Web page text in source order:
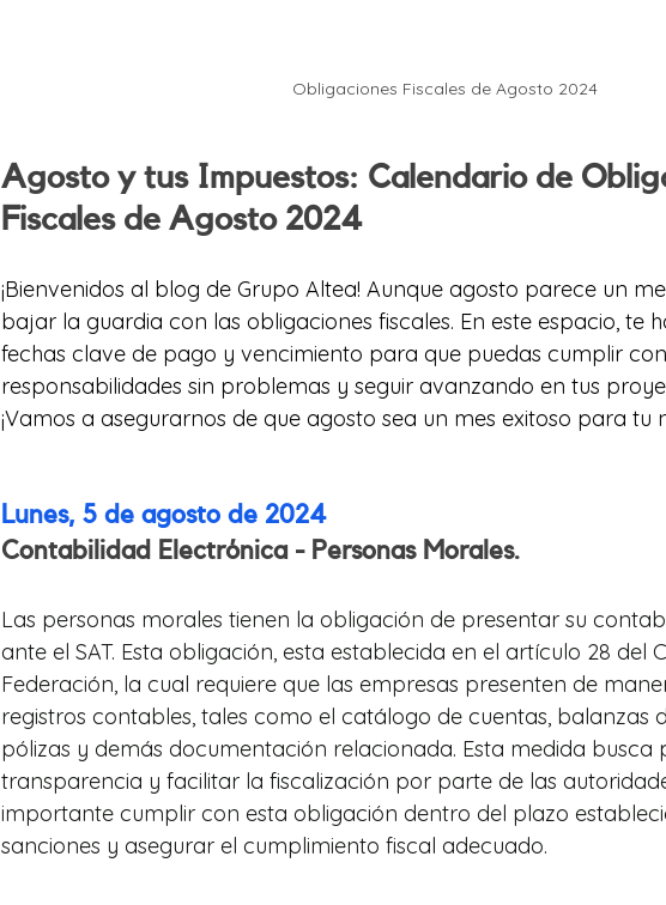
Obligaciones Fiscales de Agosto 2024
Agosto y tus Impuestos: Calendario de
Fiscales de Agosto 2024
¡Bienvenidos al blog de Grupo Altea! Aunque agosto parece un
bajar la guardia con las obligaciones fiscales. En este espacio, te
fechas clave de pago y vencimiento para que puedas cumplir
responsabilidades sin problemas y seguir avanzando en tus
¡Vamos a asegurarnos de que agosto sea un mes exitoso para tu
Lunes, 5 de agosto de 2024
Contabilidad Electrónica - Personas Morales.
Las personas morales tienen la obligación de presentar su
ante el SAT. Esta obligación, esta establecida en el artículo 28 del
Federación, la cual requiere que las empresas presenten de
registros contables, tales como el catálogo de cuentas, balanzas
pólizas y demás documentación relacionada. Esta medida busca
transparencia y facilitar la fiscalización por parte de las
importante cumplir con esta obligación dentro del plazo
sanciones y asegurar el cumplimiento fiscal adecuado.